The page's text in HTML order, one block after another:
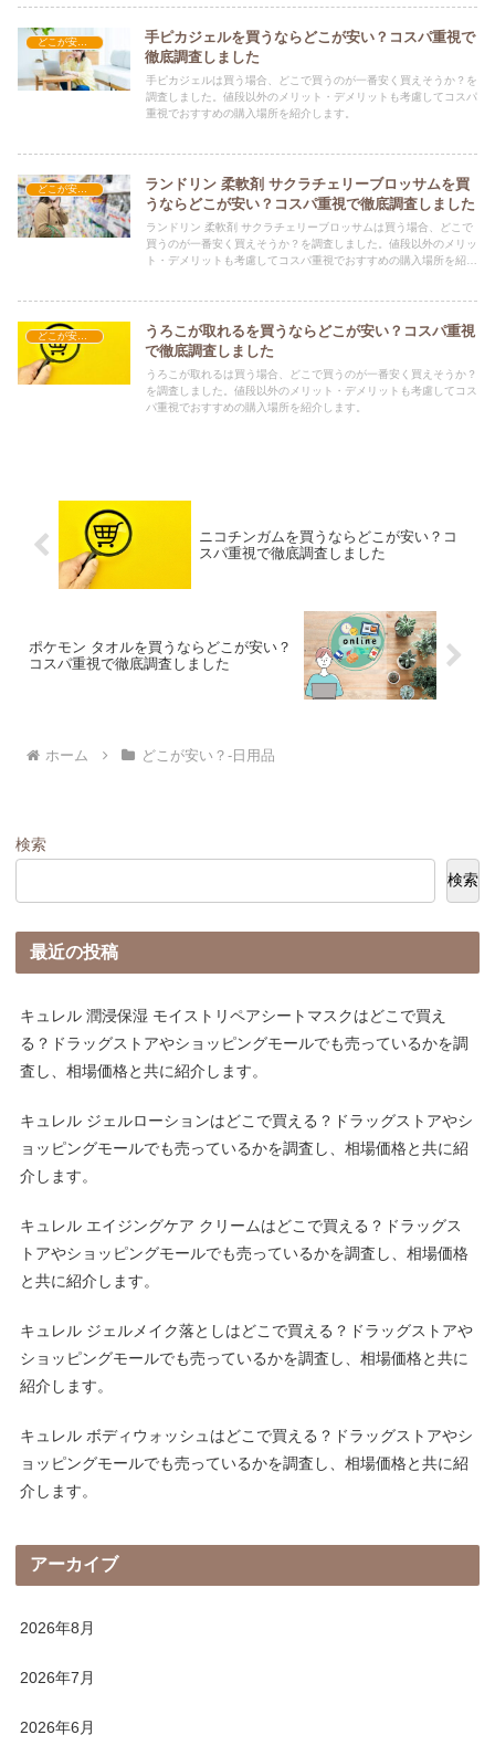
どこが安い？-日用品
手ピカジェルを買うならどこが安い？コスパ重視で
徹底調査しました
手ピカジェルは買う場合、どこで買うのが一番安く買えそうか？を
調査しました。値段以外のメリット・デメリットも考慮してコスパ
重視でおすすめの購入場所を紹介します。
どこが安い？-日用品
ランドリン 柔軟剤 サクラチェリーブロッサムを買
うならどこが安い？コスパ重視で徹底調査しました
ランドリン 柔軟剤 サクラチェリーブロッサムは買う場合、どこで
買うのが一番安く買えそうか？を調査しました。値段以外のメリッ
ト・デメリットも考慮してコスパ重視でおすすめの購入場所を紹介
どこが安い？-日用品
うろこが取れるを買うならどこが安い？コスパ重視
で徹底調査しました
うろこが取れるは買う場合、どこで買うのが一番安く買えそうか？
を調査しました。値段以外のメリット・デメリットも考慮してコス
パ重視でおすすめの購入場所を紹介します。
ニコチンガムを買うならどこが安い？コ
スパ重視で徹底調査しました
ポケモン タオルを買うならどこが安い？
コスパ重視で徹底調査しました
ホーム どこが安い？-日用品
検索
検索
最近の投稿
キュレル 潤浸保湿 モイストリペアシートマスクはどこで買え
る？ドラッグストアやショッピングモールでも売っているかを調
査し、相場価格と共に紹介します。
キュレル ジェルローションはどこで買える？ドラッグストアやシ
ョッピングモールでも売っているかを調査し、相場価格と共に紹
介します。
キュレル エイジングケア クリームはどこで買える？ドラッグス
トアやショッピングモールでも売っているかを調査し、相場価格
と共に紹介します。
キュレル ジェルメイク落としはどこで買える？ドラッグストアや
ショッピングモールでも売っているかを調査し、相場価格と共に
紹介します。
キュレル ボディウォッシュはどこで買える？ドラッグストアやシ
ョッピングモールでも売っているかを調査し、相場価格と共に紹
介します。
アーカイブ
2026年8月
2026年7月
2026年6月